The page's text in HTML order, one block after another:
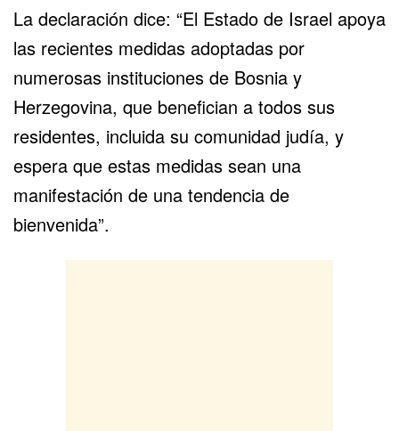
La declaración dice: “El Estado de Israel apoya
las recientes medidas adoptadas por
numerosas instituciones de Bosnia y
Herzegovina, que benefician a todos sus
residentes, incluida su comunidad judía, y
espera que estas medidas sean una
manifestación de una tendencia de
bienvenida”.